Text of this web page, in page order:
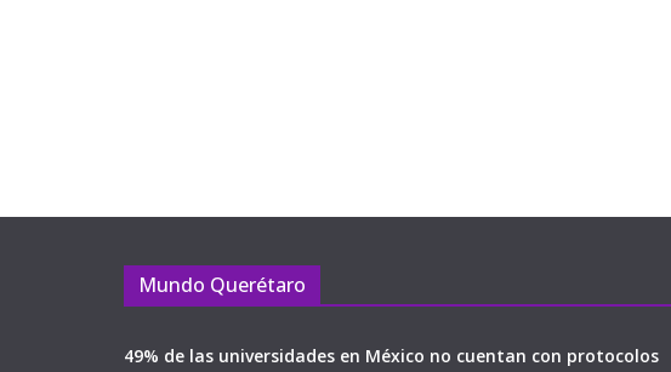
Mundo Querétaro
49% de las universidades en México no cuentan con protocolos